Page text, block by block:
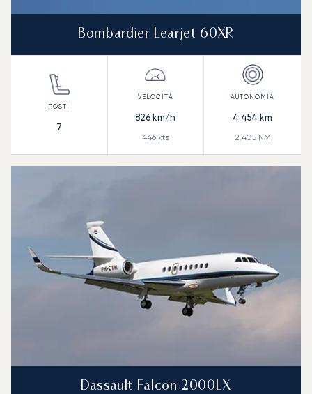
Bombardier Learjet 60XR
7
826 km/h
446kts
4.454 km
2.405NM
Dassault Falcon 2000LX